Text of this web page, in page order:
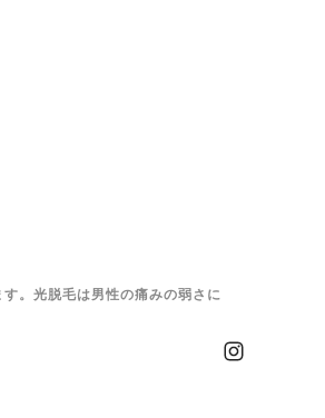
。光脱毛は男性の痛みの弱さに